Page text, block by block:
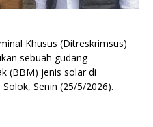
Khusus (Ditreskrimsus)
sebuah gudang
(BBM) jenis solar di
Senin (25/5/2026).